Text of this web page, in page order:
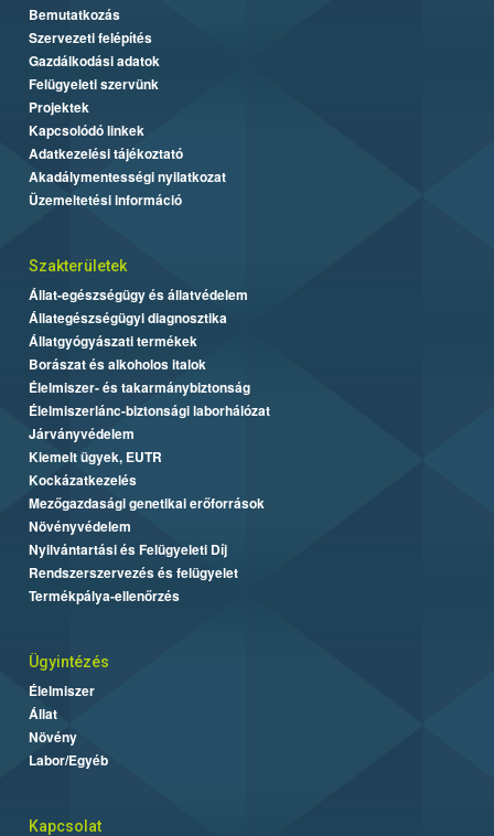
Bemutatkozás
Szervezeti felépítés
Gazdálkodási adatok
Felügyeleti szervünk
Projektek
Kapcsolódó linkek
Adatkezelési tájékoztató
Akadálymentességi nyilatkozat
Üzemeltetési információ
Szakterületek
Állat-egészségügy és állatvédelem
Állategészségügyi diagnosztika
Állatgyógyászati termékek
Borászat és alkoholos italok
Élelmiszer- és takarmánybiztonság
Élelmiszerlánc-biztonsági laborhálózat
Járványvédelem
Kiemelt ügyek, EUTR
Kockázatkezelés
Mezőgazdasági genetikai erőforrások
Növényvédelem
Nyilvántartási és Felügyeleti Díj
Rendszerszervezés és felügyelet
Termékpálya-ellenőrzés
Ügyintézés
Élelmiszer
Állat
Növény
Labor/Egyéb
Kapcsolat